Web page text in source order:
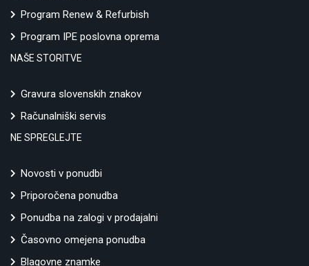
Program Renew & Refurbish
Program IPE poslovna oprema
NAŠE STORITVE
Gravura slovenskih znakov
Računalniški servis
NE SPREGLEJTE
Novosti v ponudbi
Priporočena ponudba
Ponudba na zalogi v prodajalni
Časovno omejena ponudba
Blagovne znamke